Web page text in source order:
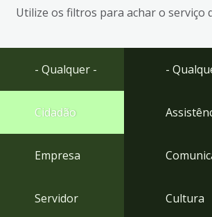
busca
Ir
rodapé
Utilize os filtros para achar o serviço
- Qualquer -
Cidadão
Empresa
Servidor
-
Cultura